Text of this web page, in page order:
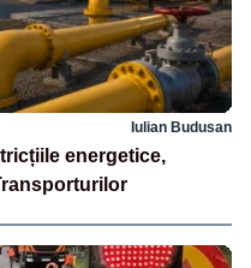
Iulian Budusan
energetice,